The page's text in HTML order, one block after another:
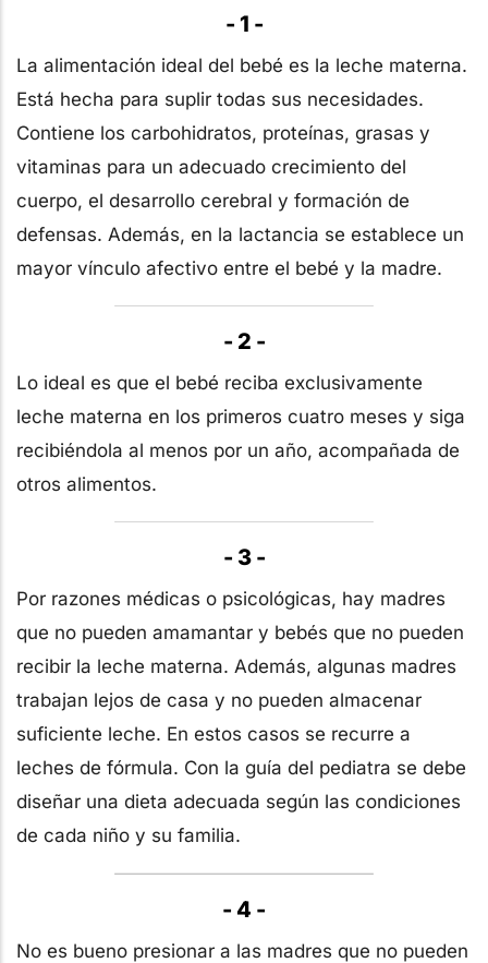
- 1 -
La alimentación ideal del bebé es la leche materna.
Está hecha para suplir todas sus necesidades.
Contiene los carbohidratos, proteínas, grasas y
vitaminas para un adecuado crecimiento del
cuerpo, el desarrollo cerebral y formación de
defensas. Además, en la lactancia se establece un
mayor vínculo afectivo entre el bebé y la madre.
- 2 -
Lo ideal es que el bebé reciba exclusivamente
leche materna en los primeros cuatro meses y siga
recibiéndola al menos por un año, acompañada de
otros alimentos.
- 3 -
Por razones médicas o psicológicas, hay madres
que no pueden amamantar y bebés que no pueden
recibir la leche materna. Además, algunas madres
trabajan lejos de casa y no pueden almacenar
suficiente leche. En estos casos se recurre a
leches de fórmula. Con la guía del pediatra se debe
diseñar una dieta adecuada según las condiciones
de cada niño y su familia.
- 4 -
No es bueno presionar a las madres que no pueden